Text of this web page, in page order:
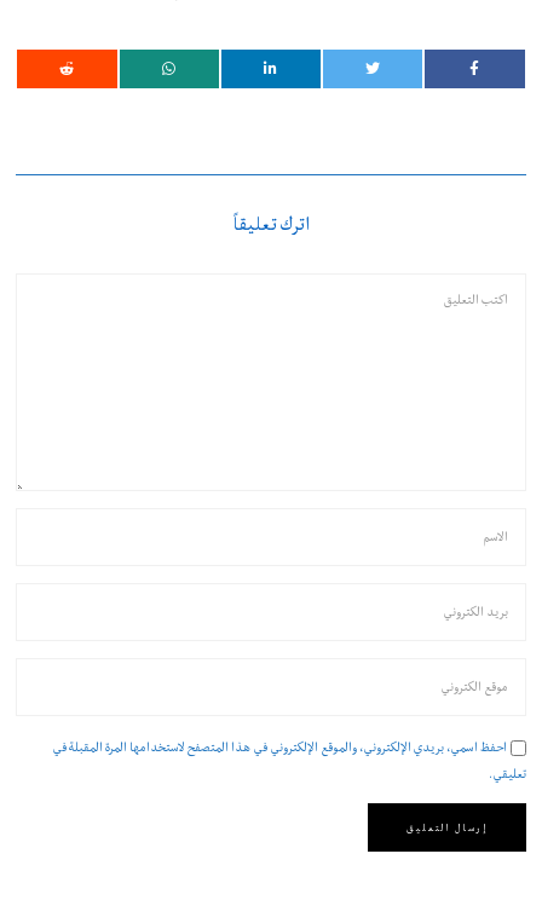
اترك تعليقاً
احفظ اسمي، بريدي الإلكتروني، والموقع الإلكتروني في هذا المتصفح لاستخدامها المرة المقبلة في
تعليقي.